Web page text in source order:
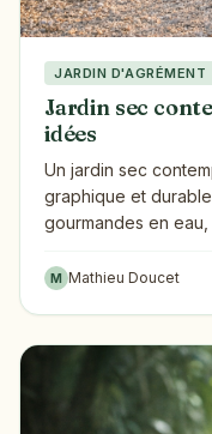
JARDIN D'AGRÉMENT
Jardin sec
idées
Un jardin sec
graphique et
gourmandes en
M Mathieu Doucet